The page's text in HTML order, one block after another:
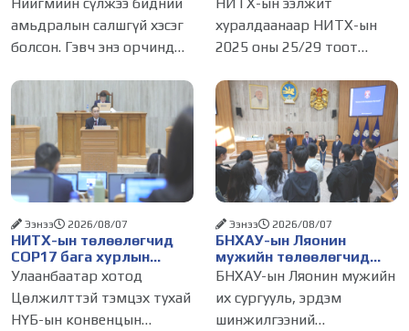
амьдралын салшгүй хэсэг
болсон. Гэвч энэ орчинд
амжилт, тэр ч байтугай
хүний үнэ цэнийг хүртэл
лайк, шэйр, дагагчийн
тоогоор хэмжих хандлага
газар авч
бүртгэлийг цуцалснаар
бизнес эрхлэхэд таатай
нөхцөл бүрдэнэ
хуралдаанаар НИТХ-ын
2025 оны 25/29 тоот
журмын зарим хэсгийг
хүчингүй болгож,
зөвшөөрлийн шинжтэй
103 бүртгэлээс нийслэлийн
бизнес эрхлэгчдийг
НИТХ-ын төлөөлөгчид
COP17 бага хурлын
бэлтгэл ажлын талаар
мэдээлэл сонслоо
Ээнээ 2026/08/07
Улаанбаатар хотод
Цөлжилттэй тэмцэх тухай
НҮБ-ын конвенцын
БНХАУ-ын Ляонин
мужийн төлөөлөгчид
НИТХ-ын үйл
танилцлаа
Ээнээ 2026/08/07
БНХАУ-ын Ляонин мужийн
их сургууль, эрдэм
шинжилгээний